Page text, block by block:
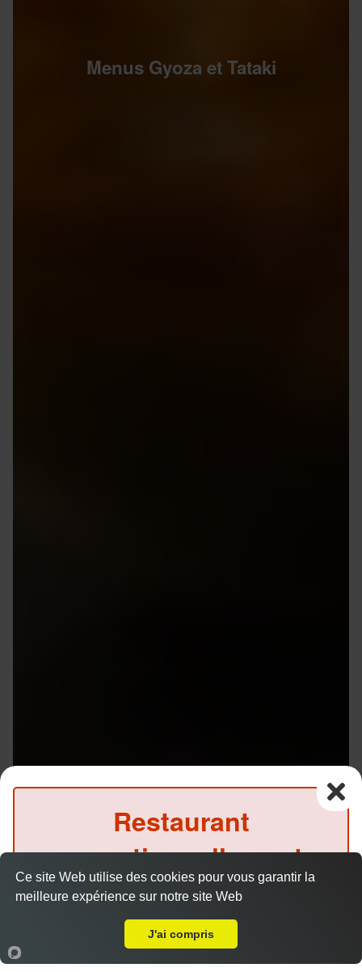
Menus Gyoza et Tataki
Accueil Panier Compte
Restaurant
exceptionnellement
fermé ce midi
(Précommande possible)
Ce site Web utilise des cookies pour vous garantir la
meilleure expérience sur notre site Web
J'ai compris